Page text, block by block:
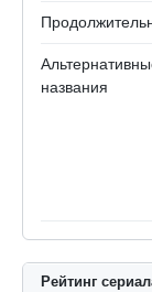
названия
Рейтинг